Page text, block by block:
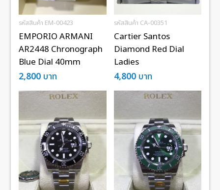
รหัสสินค้า EM-00423
EMPORIO ARMANI
AR2448 Chronograph
Blue Dial 40mm
2,800 บาท
รหัสสินค้า CA-00351
Cartier Santos
Diamond Red Dial
Ladies
4,800 บาท